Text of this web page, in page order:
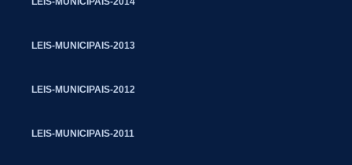
LEIS-MUNICIPAIS-2013
LEIS-MUNICIPAIS-2012
LEIS-MUNICIPAIS-2011